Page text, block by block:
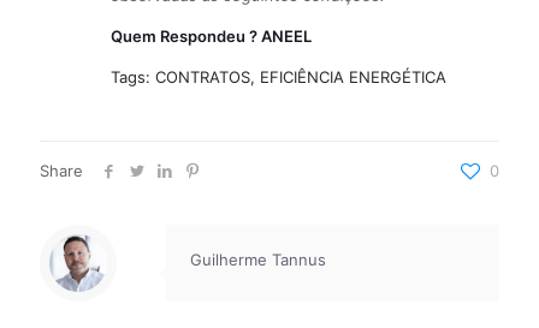
Quem Respondeu ? ANEEL
Tags: CONTRATOS, EFICIÊNCIA ENERGÉTICA
Share 0
Guilherme Tannus